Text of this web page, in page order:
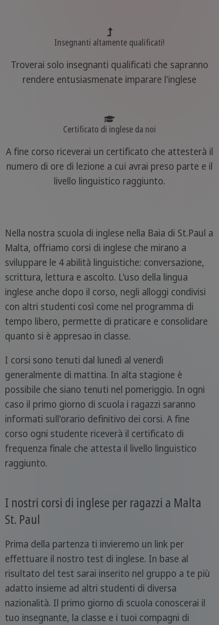
Insegnanti altamente qualificati!
Troverai solo insegnanti qualificati che sapranno
rendere entusiasmenate imparare l'inglese
Certificato di inglese da noi
A fine corso riceverai un certificato che attesterà il
numero di ore di lezione a cui avrai preso parte e il
livello linguistico raggiunto.
Nella nostra scuola di inglese nella Baia di St.Paul a
Malta, offriamo corsi di inglese che mirano a
sviluppare le 4 abilità linguistiche: conversazione,
scrittura, lettura e ascolto. L'uso della lingua
inglese anche dopo il corso, negli alloggi condivisi
con altri studenti così come nel programma di
tempo libero, permette di praticare e consolidare
quanto si è appresao in classe.
I corsi sono tenuti dal lunedì al venerdì
generalmente di mattina. In alta stagione è
possibile che siano tenuti nel pomeriggio. In ogni
caso il primo giorno di scuola i ragazzi saranno
informati sull'orario definitivo dei corsi. A fine
corso ogni studente riceverà il certificato di
frequenza finale che attesta il livello linguistico
raggiunto.
I nostri corsi di inglese per ragazzi a Malta
St. Paul
Prima della partenza ti invieremo un link per
effettuare il nostro test di inglese. In base al
risultato del test sarai inserito nel gruppo a te più
adatto insieme ad altri studenti di diversa
nazionalità. Il primo giorno di scuola conoscerai il
tuo insegnante, la classe e i tuoi compagni di